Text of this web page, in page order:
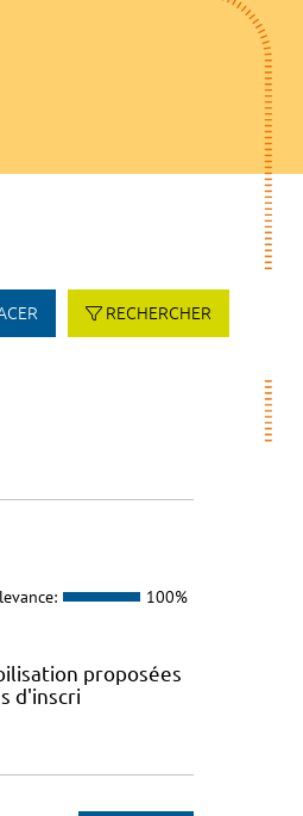
RECHERCHER
100%
proposées
d'inscri